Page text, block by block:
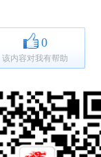
0
该内容对我有帮助